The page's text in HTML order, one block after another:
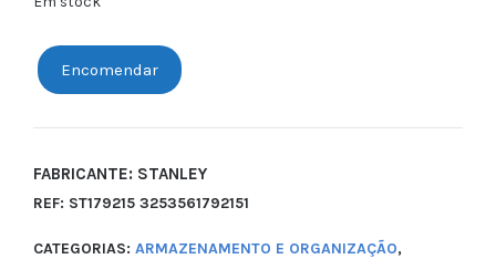
Encomendar
FABRICANTE: STANLEY
REF: ST179215 3253561792151
CATEGORIAS: ARMAZENAMENTO E ORGANIZAÇÃO,